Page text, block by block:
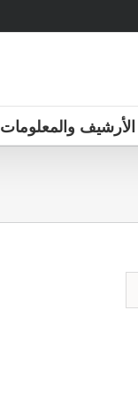
الأرشيف والمعلومات